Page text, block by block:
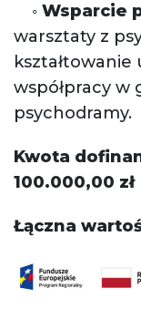
◦ Wsparcie
warsztaty z
kształtowanie
współpracy w
psychodramy.
Kwota
100.000,00 zł
Łączna